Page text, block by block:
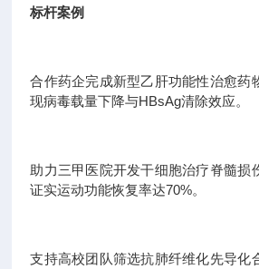
标杆案例
合作药企完成新型乙肝功能性治愈药
现病毒载量下降与HBsAg清除效应。
助力三甲医院开发干细胞治疗脊髓损
证实运动功能恢复率达70%。
支持高校团队筛选抗肺纤维化先导化